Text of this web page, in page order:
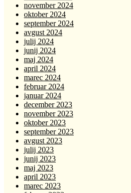
november 2024
oktober 2024
september 2024
avgust 2024
julij 2024
junij 2024
maj 2024
april 2024
marec 2024
februar 2024
januar 2024
december 2023
november 2023
oktober 2023
september 2023
avgust 2023
julij 2023
junij 2023
maj 2023
april 2023
marec 2023